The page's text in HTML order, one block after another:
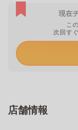
現在
こ
次回す
店舗情報